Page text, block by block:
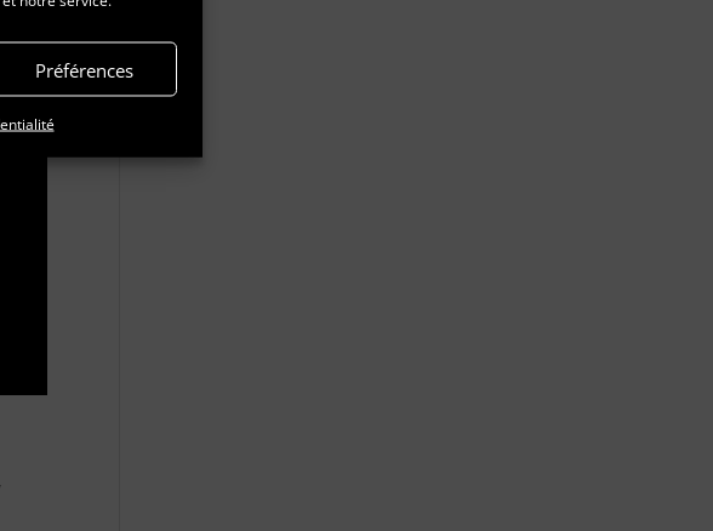
Préférences